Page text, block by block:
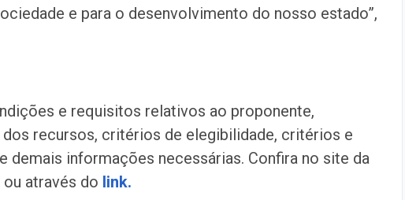
e para o desenvolvimento do nosso estado”,
e requisitos relativos ao proponente,
recursos, critérios de elegibilidade, critérios e
demais informações necessárias. Confira no site da
através do link.